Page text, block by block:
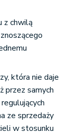
z chwilą
która nie daje
przez samych
ze sprzedaży
w stosunku